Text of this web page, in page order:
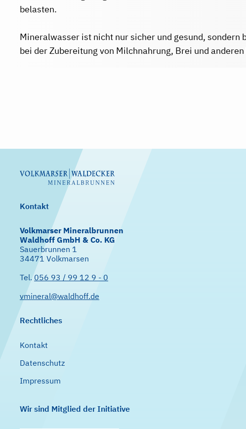
belasten.
Mineralwasser ist nicht nur sicher und gesund,
bei der Zubereitung von Milchnahrung, Brei und
Kontakt
Volkmarser Mineralbrunnen
Waldhoff GmbH & Co. KG
Sauerbrunnen 1
34471 Volkmarsen
Tel.056 93 / 99 12 9 - 0
vmineral@waldhoff.de
Rechtliches
Kontakt
Datenschutz
Impressum
Wir sind Mitglied der Initiative